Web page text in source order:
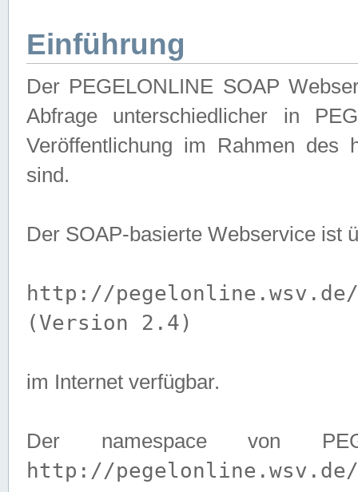
Einführung
Der PEGELONLINE SOAP
Abfrage unterschiedlicher in
Veröffentlichung im Rahmen des
sind.
Der SOAP-basierte Webservice ist
http://pegelonline.wsv.de/
(Version 2.4)
im Internet verfügbar.
Der namespace von
http://pegelonline.wsv.de/